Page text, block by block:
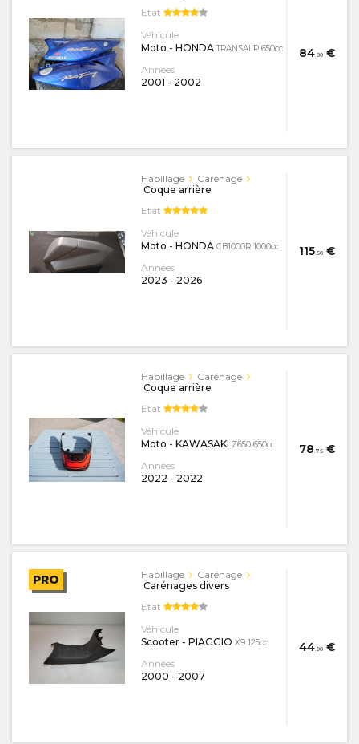
84.00 €
Etat
Véhicule
Moto - HONDATRANSALP 650cc
Années
2001 - 2002
115.50 €
Habillage
Carénage
Coque arrière
Etat
Véhicule
Moto - HONDA CB1000R 1000cc
Années
2023 - 2026
78.75 €
Habillage
Carénage
Coque arrière
Etat
Véhicule
Moto - KAWASAKI Z650 650cc
Années
2022 - 2022
PRO
44.00 €
Habillage
Carénage
Carénages divers
Etat
Véhicule
Scooter - PIAGGIO X9 125cc
Années
2000 - 2007